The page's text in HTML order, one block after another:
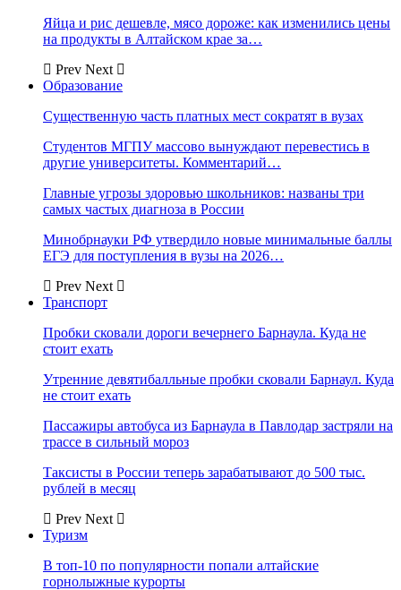
Яйца и рис дешевле, мясо дороже: как изменились цены
на продукты в Алтайском крае за…
Prev Next
Образование
Существенную часть платных мест сократят в вузах
Студентов МГПУ массово вынуждают перевестись в
другие университеты. Комментарий…
Главные угрозы здоровью школьников: названы три
самых частых диагноза в России
Минобрнауки РФ утвердило новые минимальные баллы
ЕГЭ для поступления в вузы на 2026…
Prev Next
Транспорт
Пробки сковали дороги вечернего Барнаула. Куда не
стоит ехать
Утренние девятибалльные пробки сковали Барнаул. Куда
не стоит ехать
Пассажиры автобуса из Барнаула в Павлодар застряли на
трассе в сильный мороз
Таксисты в России теперь зарабатывают до 500 тыс.
рублей в месяц
Prev Next
Туризм
В топ-10 по популярности попали алтайские
горнолыжные курорты